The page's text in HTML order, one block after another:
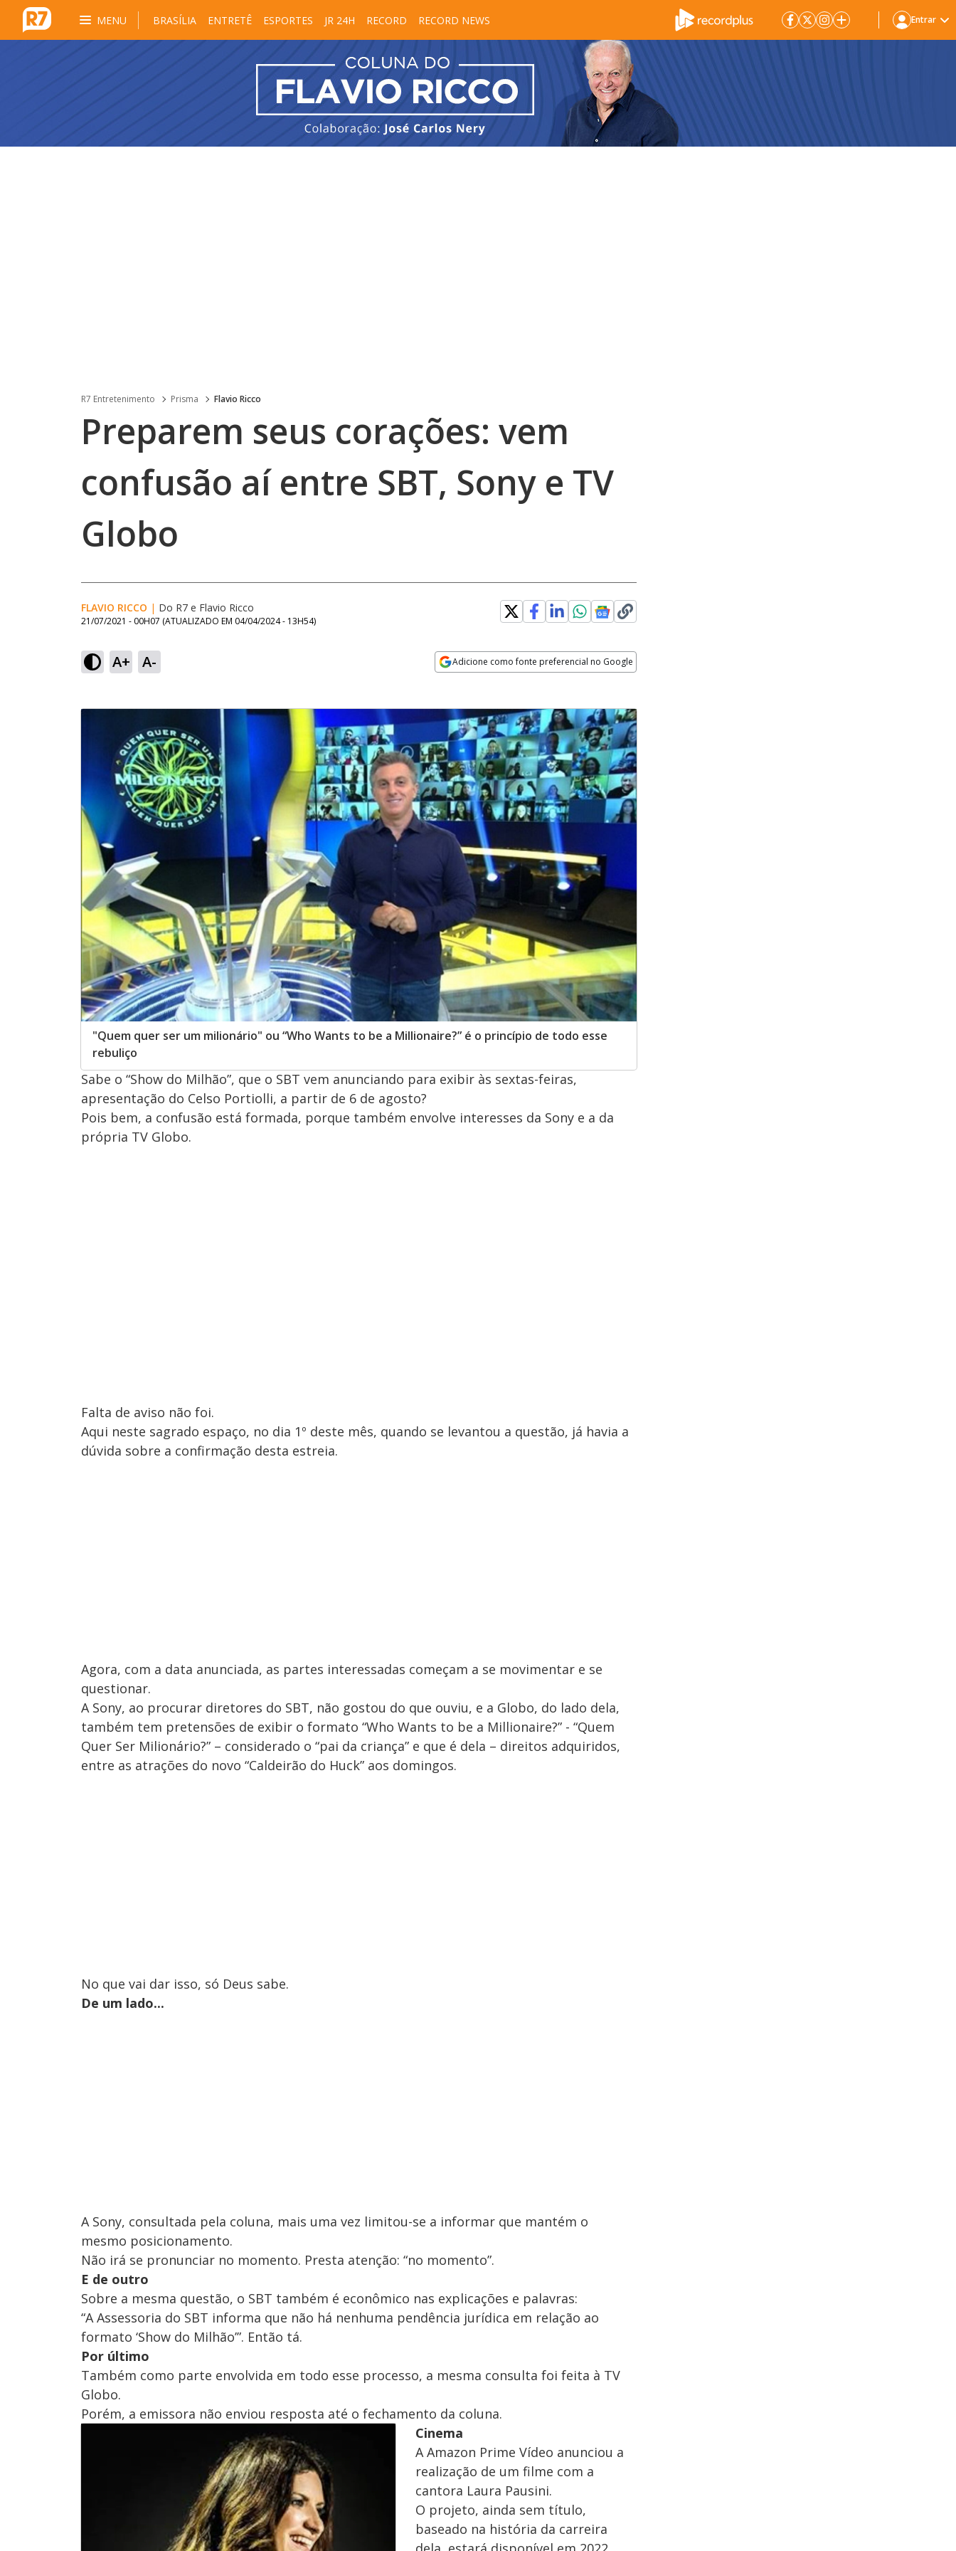
MENU BRASÍLIA ENTRETÊ ESPORTES JR 24H RECORD RECORD NEWS Entrar
R7 Entretenimento Prisma Flavio Ricco
Preparem seus corações: vem
confusão aí entre SBT, Sony e TV
Globo
FLAVIO RICCO | Do R7 e Flavio Ricco
21/07/2021 - 00H07 (ATUALIZADO EM 04/04/2024 - 13H54)
A+ A- Adicione como fonte preferencial no Google
"Quem quer ser um milionário" ou “Who Wants to be a Millionaire?” é o princípio de todo esse
rebuliço
Sabe o “Show do Milhão”, que o SBT vem anunciando para exibir às sextas-feiras,
apresentação do Celso Portiolli, a partir de 6 de agosto?
Pois bem, a confusão está formada, porque também envolve interesses da Sony e a da
própria TV Globo.
Falta de aviso não foi.
Aqui neste sagrado espaço, no dia 1º deste mês, quando se levantou a questão, já havia a
dúvida sobre a confirmação desta estreia.
Agora, com a data anunciada, as partes interessadas começam a se movimentar e se
questionar.
A Sony, ao procurar diretores do SBT, não gostou do que ouviu, e a Globo, do lado dela,
também tem pretensões de exibir o formato “Who Wants to be a Millionaire?” - “Quem
Quer Ser Milionário?” – considerado o “pai da criança” e que é dela – direitos adquiridos,
entre as atrações do novo “Caldeirão do Huck” aos domingos.
No que vai dar isso, só Deus sabe.
De um lado...
A Sony, consultada pela coluna, mais uma vez limitou-se a informar que mantém o
mesmo posicionamento.
Não irá se pronunciar no momento. Presta atenção: “no momento”.
E de outro
Sobre a mesma questão, o SBT também é econômico nas explicações e palavras:
“A Assessoria do SBT informa que não há nenhuma pendência jurídica em relação ao
formato ‘Show do Milhão’”. Então tá.
Por último
Também como parte envolvida em todo esse processo, a mesma consulta foi feita à TV
Globo.
Porém, a emissora não enviou resposta até o fechamento da coluna.
Cinema
A Amazon Prime Vídeo anunciou a
realização de um filme com a
cantora Laura Pausini.
O projeto, ainda sem título,
baseado na história da carreira